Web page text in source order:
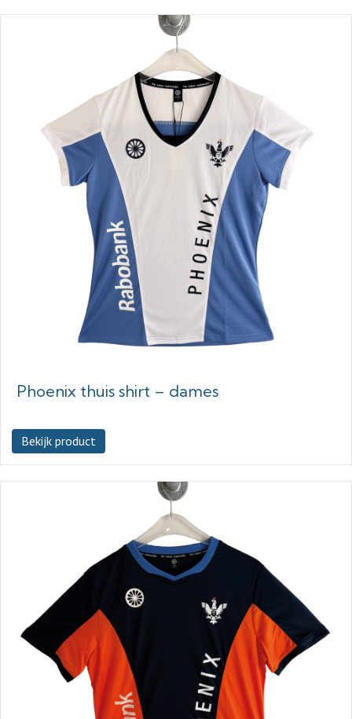
Phoenix thuis shirt – dames
Bekijk product